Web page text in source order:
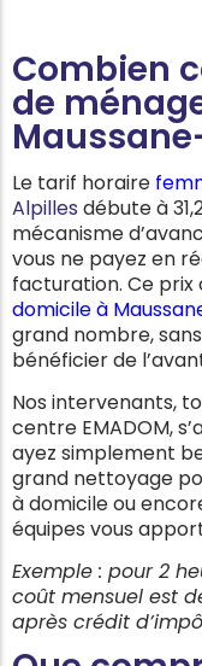
Combien
de
Le tarif horaire
Alpilles débute à
mécanisme
vous ne payez en
facturation. Ce
domicile à
grand nombre,
bénéficier de
Nos intervenants,
centre EMADOM,
ayez simplement
grand nettoyage
à domicile ou
équipes vous
Exemple : pour 2
coût mensuel est
après crédit